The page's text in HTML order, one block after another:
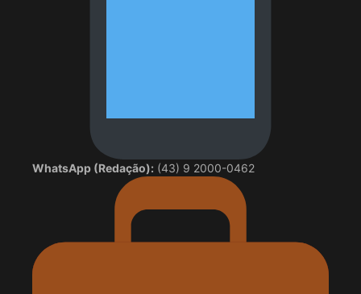
WhatsApp (Redação): (43) 9 2000-0462